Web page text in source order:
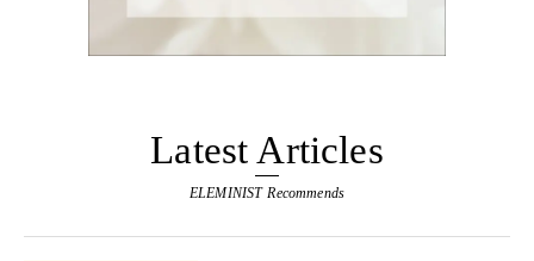
Latest Articles
ELEMINIST Recommends